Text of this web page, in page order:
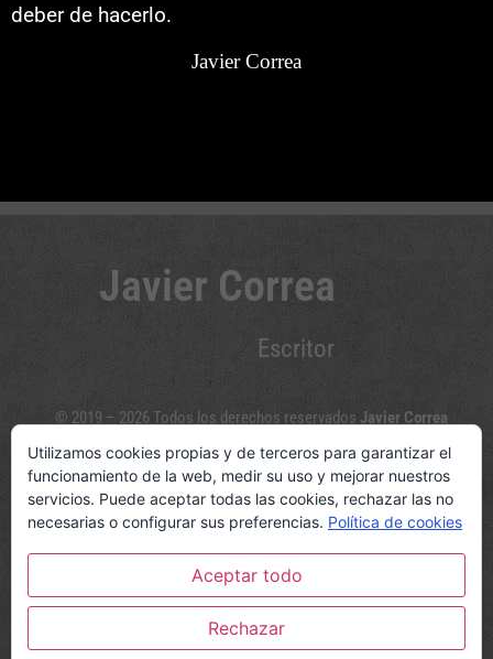
deber de hacerlo.
Javier Correa
Javier Correa
Escritor
© 2019 – 2026 Todos los derechos reservados Javier Correa
Sígueme en las redes sociales
© www.javiercorreaescritor.com
Política de privacidad y Aviso legal
Utilizamos cookies propias y de terceros para garantizar el
funcionamiento de la web, medir su uso y mejorar nuestros
servicios. Puede aceptar todas las cookies, rechazar las no
necesarias o configurar sus preferencias. Política de cookies
Aceptar todo
Rechazar